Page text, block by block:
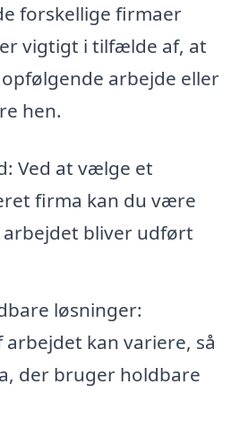
forskellige firmaer
vigtigt i tilfælde af, at
arbejde eller
hen.
Ved at vælge et
firma kan du være
arbejdet bliver udført
løsninger:
arbejdet kan variere, så
der bruger holdbare